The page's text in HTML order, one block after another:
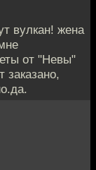
вулкан! жена
от "Невы"
заказано,